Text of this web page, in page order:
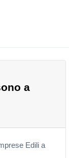
a
Edili a